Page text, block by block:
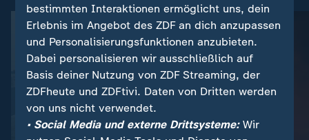
bestimmten Interaktionen ermöglicht uns, dein
Erlebnis im Angebot des ZDF an dich anzupassen
und Personalisierungsfunktionen anzubieten.
Dabei personalisieren wir ausschließlich auf
Basis deiner Nutzung von ZDF Streaming, der
ZDFheute und ZDFtivi. Daten von Dritten werden
von uns nicht verwendet.
• Social Media und externe Drittsysteme:Wir